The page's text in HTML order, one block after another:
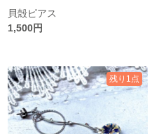
貝殻ピアス
1,500円
残り1点